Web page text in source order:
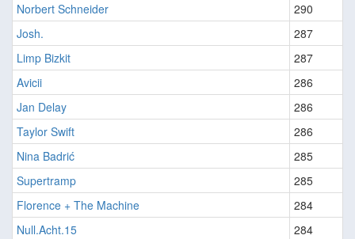
Norbert Schneider
290
Josh.
287
Limp Bizkit
287
Avicii
286
Jan Delay
286
Taylor Swift
286
Nina Badrić
285
Supertramp
285
Florence + The Machine
284
Null.Acht.15
284